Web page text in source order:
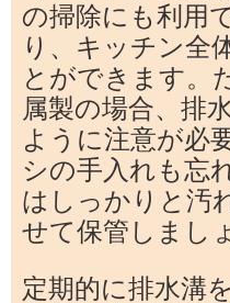
の掃除にも利用
り、キッチン全
とができます。
属製の場合、排
ように注意が必
シの手入れも忘
はしっかりと汚
せて保管しまし
定期的に排水溝